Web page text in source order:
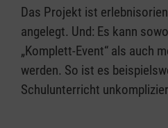
Das Projekt ist
angelegt. Und: Es kann
„Komplett-Event“ als auch
werden. So ist es
Schulunterricht